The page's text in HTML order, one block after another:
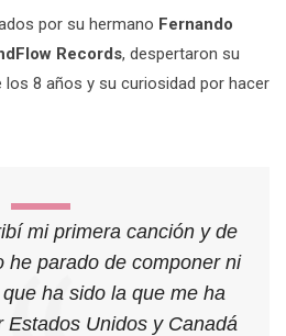
por su hermano Fernando
Records, despertaron su
8 años y su curiosidad por hacer
mi primera canción y de
he parado de componer ni
ha sido la que me ha
Estados Unidos y Canadá